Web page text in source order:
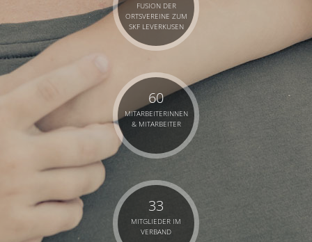
FUSION DER
ORTSVEREINE ZUM
SKF LEVERKUSEN
60
MITARBEITERINNEN
& MITARBEITER
33
MITGLIEDER IM
VERBAND